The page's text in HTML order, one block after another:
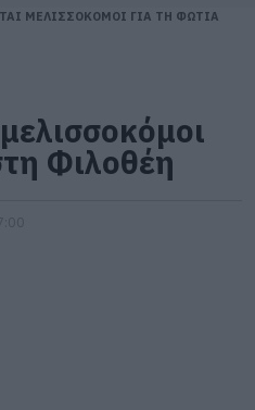
ΜΕΛΙΣΣΟΚΟΜΟΙ ΓΙΑ ΤΗ ΦΩΤΙΑ
Φιλοθέη